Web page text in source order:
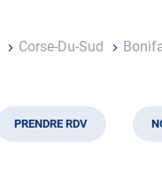
Corse-Du-Sud
PRENDRE RDV